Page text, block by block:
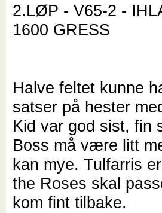
2.LØP - V65-2 -
1600 GRESS
Halve feltet kunne
satser på hester
Kid var god sist, fin
Boss må være litt
kan mye. Tulfarris
the Roses skal
kom fint tilbake.